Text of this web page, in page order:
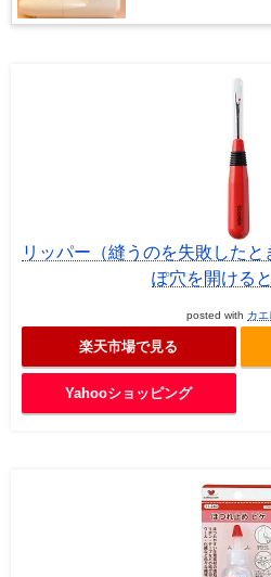
リッパー（縫うのを失敗した
ぽ穴を開けると
posted with カエ
楽天市場で見る
Yahooショッピング